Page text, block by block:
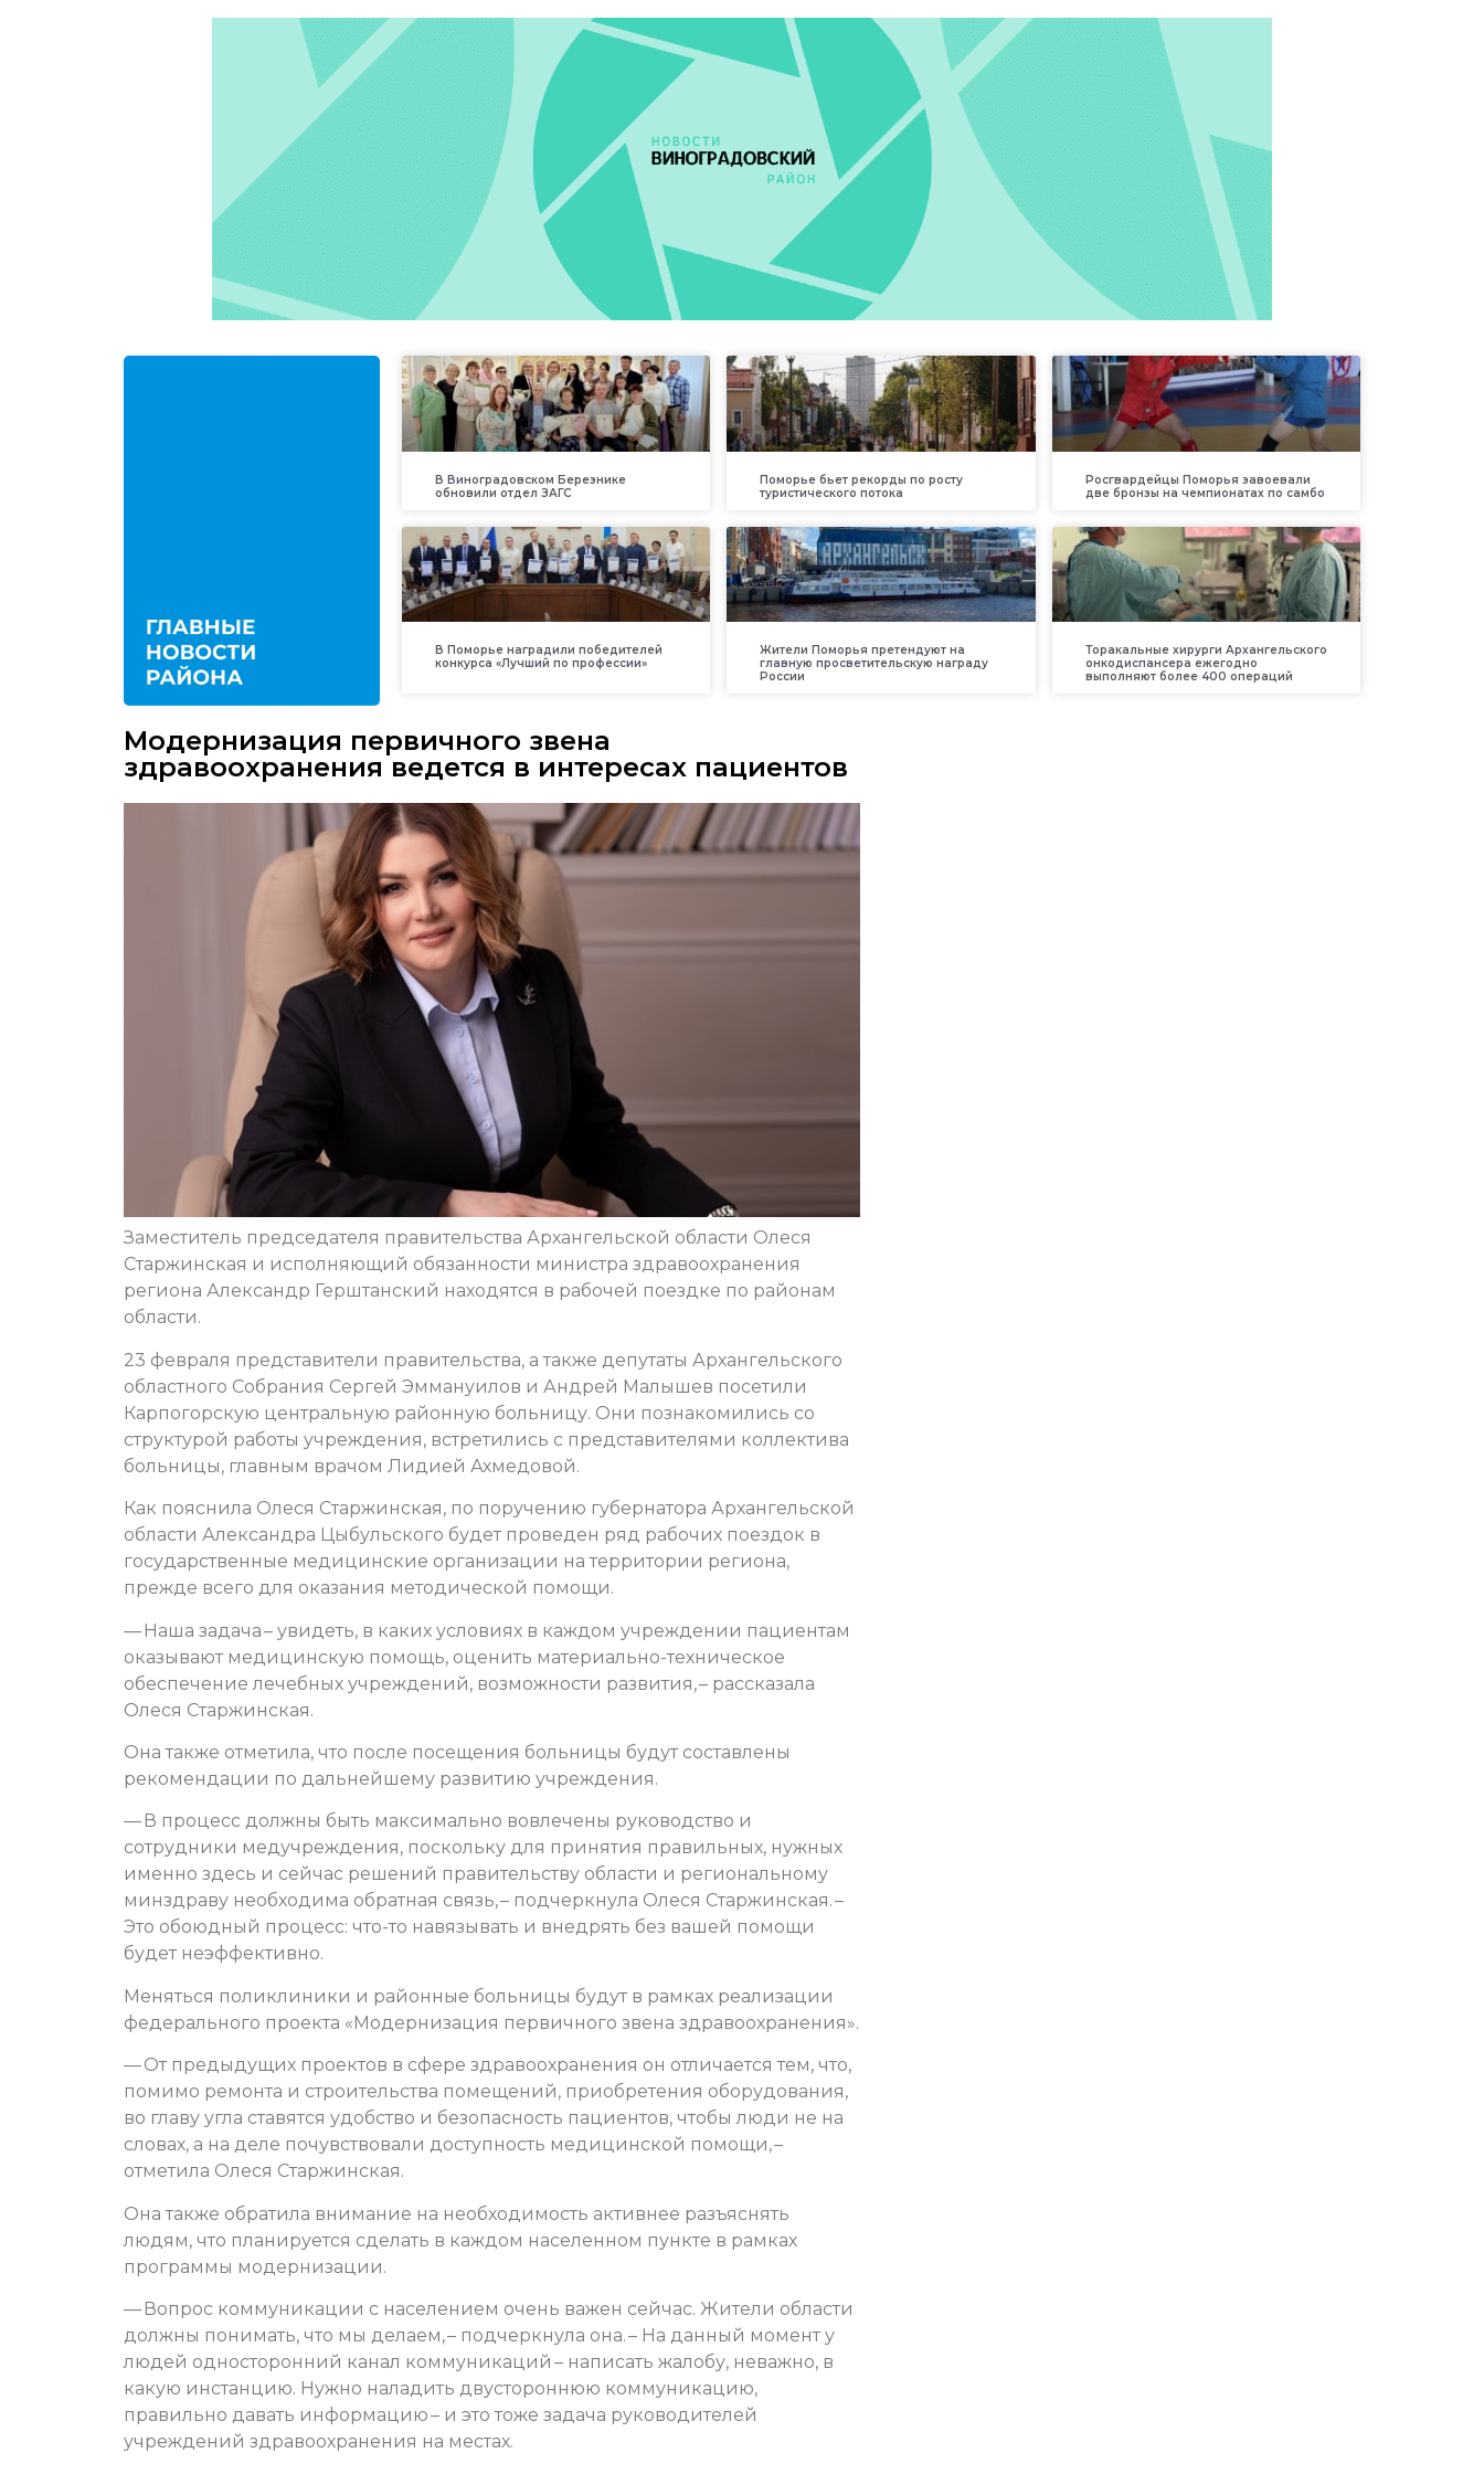
В Виноградовском Березнике
обновили отдел ЗАГС
Поморье бьет рекорды по росту
туристического потока
Росгвардейцы Поморья завоевали
две бронзы на чемпионатах по самбо
В Поморье наградили победителей
конкурса «Лучший по профессии»
Жители Поморья претендуют на
главную просветительскую награду
России
Торакальные хирурги Архангельского
онкодиспансера ежегодно
выполняют более 400 операций
Модернизация первичного звена
здравоохранения ведется в интересах пациентов
Заместитель председателя правительства Архангельской области Олеся
Старжинская и исполняющий обязанности министра здравоохранения
региона Александр Герштанский находятся в рабочей поездке по районам
области.
23 февраля представители правительства, а также депутаты Архангельского
областного Собрания Сергей Эммануилов и Андрей Малышев посетили
Карпогорскую центральную районную больницу. Они познакомились со
структурой работы учреждения, встретились с представителями коллектива
больницы, главным врачом Лидией Ахмедовой.
Как пояснила Олеся Старжинская, по поручению губернатора Архангельской
области Александра Цыбульского будет проведен ряд рабочих поездок в
государственные медицинские организации на территории региона,
прежде всего для оказания методической помощи.
— Наша задача – увидеть, в каких условиях в каждом учреждении пациентам
оказывают медицинскую помощь, оценить материально-техническое
обеспечение лечебных учреждений, возможности развития, – рассказала
Олеся Старжинская.
Она также отметила, что после посещения больницы будут составлены
рекомендации по дальнейшему развитию учреждения.
— В процесс должны быть максимально вовлечены руководство и
сотрудники медучреждения, поскольку для принятия правильных, нужных
именно здесь и сейчас решений правительству области и региональному
минздраву необходима обратная связь, – подчеркнула Олеся Старжинская. –
Это обоюдный процесс: что-то навязывать и внедрять без вашей помощи
будет неэффективно.
Меняться поликлиники и районные больницы будут в рамках реализации
федерального проекта «Модернизация первичного звена здравоохранения».
— От предыдущих проектов в сфере здравоохранения он отличается тем, что,
помимо ремонта и строительства помещений, приобретения оборудования,
во главу угла ставятся удобство и безопасность пациентов, чтобы люди не на
словах, а на деле почувствовали доступность медицинской помощи, –
отметила Олеся Старжинская.
Она также обратила внимание на необходимость активнее разъяснять
людям, что планируется сделать в каждом населенном пункте в рамках
программы модернизации.
— Вопрос коммуникации с населением очень важен сейчас. Жители области
должны понимать, что мы делаем, – подчеркнула она. – На данный момент у
людей односторонний канал коммуникаций – написать жалобу, неважно, в
какую инстанцию. Нужно наладить двустороннюю коммуникацию,
правильно давать информацию – и это тоже задача руководителей
учреждений здравоохранения на местах.